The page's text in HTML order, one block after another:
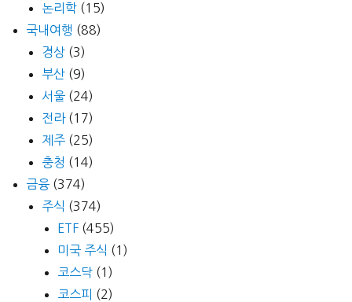
논리학 (15)
국내여행 (88)
경상 (3)
부산 (9)
서울 (24)
전라(17)
제주 (25)
충청 (14)
금융 (374)
주식 (374)
ETF (455)
미국 주식 (1)
코스닥 (1)
코스피 (2)